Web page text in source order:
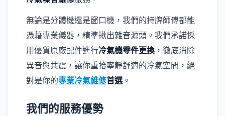
無論是分體機還是窗口機，我們的持牌師傅都能
憑藉專業儀器，精準揪出雜音源頭。我們承諾採
用優質原廠配件進行冷氣機零件更換 ，徹底消除
異音與共震，讓你重拾寧靜舒適的冷氣空間，絕
對是你的專業冷氣維修首選 。
我們的服務優勢